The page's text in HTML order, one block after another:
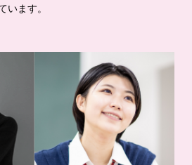
います。